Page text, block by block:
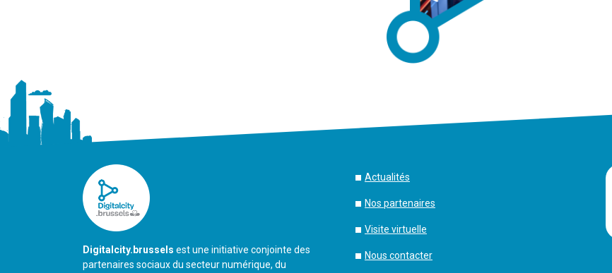
Digitalcity.brussels est une initiative conjointe des
partenaires sociaux du secteur numérique, du
Actualités
Nos partenaires
Visite virtuelle
Nous contacter